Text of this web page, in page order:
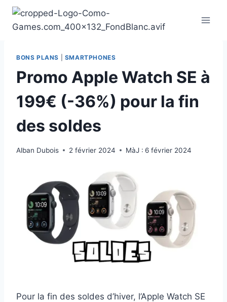
Aller
contenu
BONS PLANS SMARTPHONES
Promo Apple Watch SE à
199€ (-36%) pour la fin
des soldes
Alban Dubois 2 février 2024 MàJ : 6 février 2024
Pour la fin des soldes d’hiver, l’Apple Watch SE